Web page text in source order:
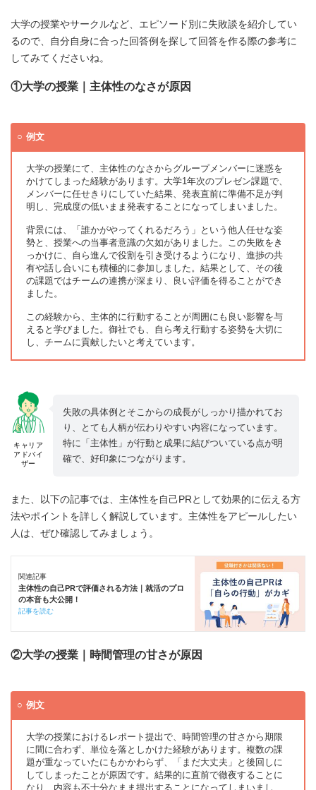
大学の授業やサークルなど、エピソード別に失敗談を紹介してい
るので、自分自身に合った回答例を探して回答を作る際の参考に
してみてくださいね。
①大学の授業｜主体性のなさが原因
例文
大学の授業にて、主体性のなさからグループメンバーに迷惑を
かけてしまった経験があります。大学1年次のプレゼン課題で、
メンバーに任せきりにしていた結果、発表直前に準備不足が判
明し、完成度の低いまま発表することになってしまいました。
背景には、「誰かがやってくれるだろう」という他人任せな姿
勢と、授業への当事者意識の欠如がありました。この失敗をき
っかけに、自ら進んで役割を引き受けるようになり、進捗の共
有や話し合いにも積極的に参加しました。結果として、その後
の課題ではチームの連携が深まり、良い評価を得ることができ
ました。
この経験から、主体的に行動することが周囲にも良い影響を与
えると学びました。御社でも、自ら考え行動する姿勢を大切に
し、チームに貢献したいと考えています。
キャリア
アドバイ
ザー
失敗の具体例とそこからの成長がしっかり描かれてお
り、とても人柄が伝わりやすい内容になっています。
特に「主体性」が行動と成果に結びついている点が明
確で、好印象につながります。
また、以下の記事では、主体性を自己PRとして効果的に伝える方
法やポイントを詳しく解説しています。主体性をアピールしたい
人は、ぜひ確認してみましょう。
関連記事
主体性の自己PRで評価される方法｜就活のプロ
の本音も大公開！
記事を読む
②大学の授業｜時間管理の甘さが原因
例文
大学の授業におけるレポート提出で、時間管理の甘さから期限
に間に合わず、単位を落としかけた経験があります。複数の課
題が重なっていたにもかかわらず、「まだ大丈夫」と後回しに
してしまったことが原因です。結果的に直前で徹夜することに
なり、内容も不十分なまま提出することになってしまいまし